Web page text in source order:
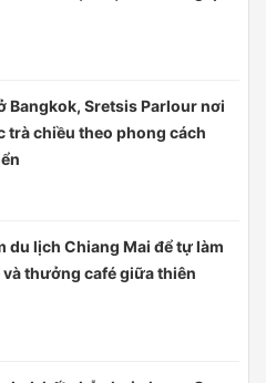
phá phiên bản thu nhỏ
Hải ngay trên đất Thái